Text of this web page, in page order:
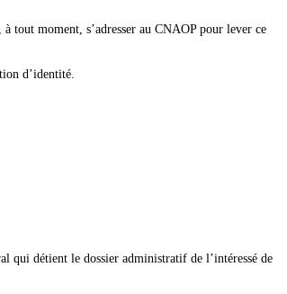
tout moment, s’adresser au CNAOP pour lever ce
d’identité.
qui détient le dossier administratif de l’intéressé de